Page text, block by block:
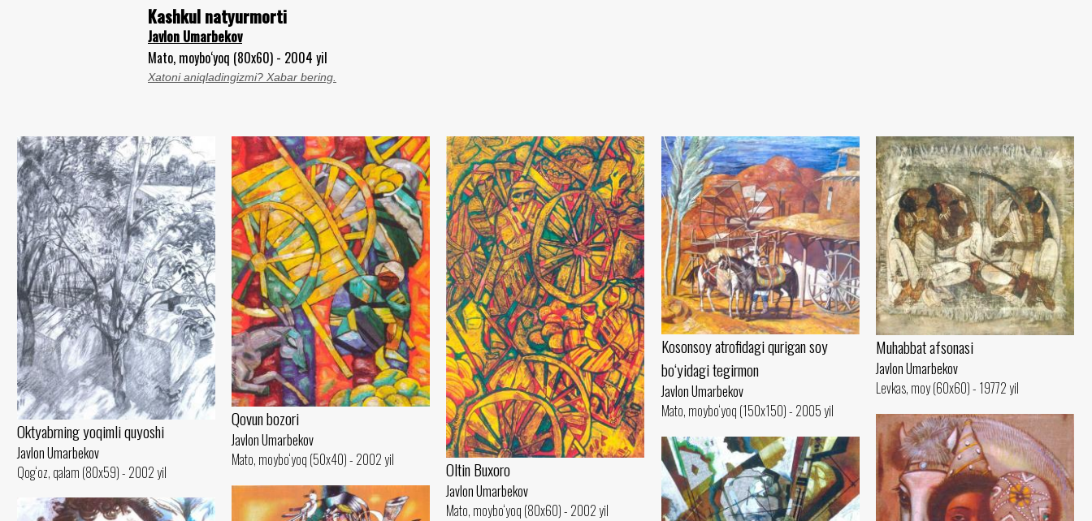
Kashkul natyurmorti
Javlon Umarbekov
Mato, moybo‘yoq (80x60) - 2004 yil
Xatoni aniqladingizmi? Xabar bering.
Oktyabrning yoqimli quyoshi
Javlon Umarbekov
Qog‘oz, qalam (80x59) - 2002 yil
Qovun bozori
Javlon Umarbekov
Mato, moybo‘yoq (50x40) - 2002 yil
Oltin Buxoro
Javlon Umarbekov
Mato, moybo‘yoq (80x60) - 2002 yil
Kosonsoy atrofidagi qurigan soy
bo‘yidagi tegirmon
Javlon Umarbekov
Mato, moybo‘yoq (150x150) - 2005 yil
Muhabbat afsonasi
Javlon Umarbekov
Levkas, moy (60x60) - 19772 yil